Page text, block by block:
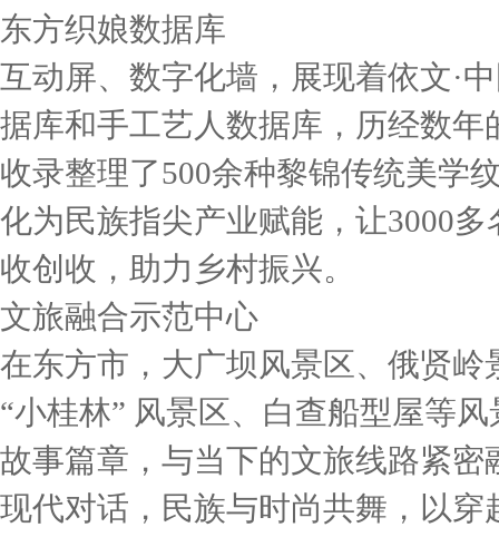
东方织娘数据库
互动屏、数字化墙，展现着依文·
据库和手工艺人数据库，历经数
收录整理了500余种黎锦传统美学
化为民族指尖产业赋能，让3000
收创收，助力乡村振兴。
文旅融合示范中心
在东方市，大广坝风景区、俄贤
“小桂林” 风景区、白查船型屋等
故事篇章，与当下的文旅线路紧
现代对话，民族与时尚共舞，以